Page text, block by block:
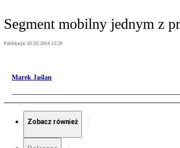
Segment mobilny jednym z
Publikacja: 05.02.2014 15:29
Marek Jaślan
Zobacz również